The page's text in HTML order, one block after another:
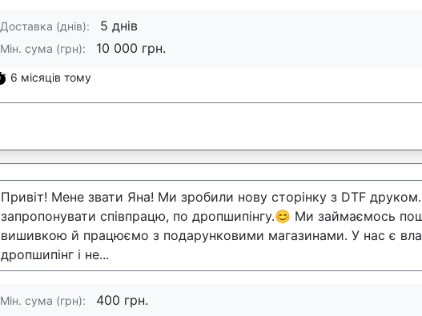
Доставка (днів): 5 днів
Мін. сума (грн): 10 000 грн.
6 місяців тому
Привіт! Мене звати Яна! Ми зробили нову сторінку з DTF
запропонувати співпрацю, по дропшипінгу.😊 Ми займаємось
вишивкою й працюємо з подарунковими магазинами. У нас є
дропшипінг і не...
Мін. сума (грн): 400 грн.